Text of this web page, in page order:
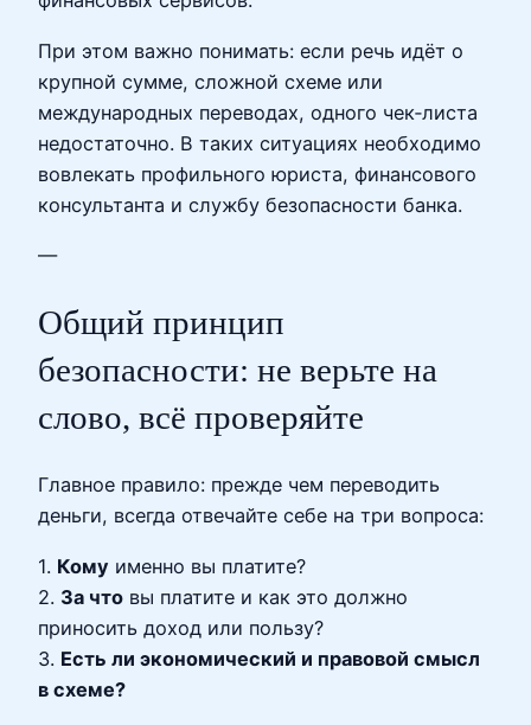
При этом важно понимать: если речь идёт о
крупной сумме, сложной схеме или
международных переводах, одного чек‑листа
недостаточно. В таких ситуациях необходимо
вовлекать профильного юриста, финансового
консультанта и службу безопасности банка.
—
Общий принцип
безопасности: не верьте на
слово, всё проверяйте
Главное правило: прежде чем переводить
деньги, всегда отвечайте себе на три вопроса:
1. Кому именно вы платите?
2. За что вы платите и как это должно
приносить доход или пользу?
3. Есть ли экономический и правовой смысл
в схеме?